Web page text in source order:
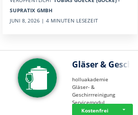
SUPRATIX GMBH
JUNI 8, 2026 | 4 MINUTEN LESEZEIT
Gläser & Geschi…
holluakademie
Gläser- &
Geschirrreinigung
Servicemodul
Kostenfrei